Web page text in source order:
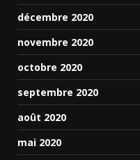
décembre 2020
novembre 2020
octobre 2020
septembre 2020
août 2020
mai 2020